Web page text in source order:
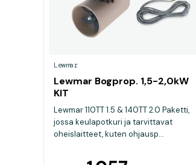
Lewmar
Lewmar Bogprop. 1,5-2,0kW
KIT
Lewmar 110TT 1.5 & 140TT 2.0 Paketti,
jossa keulapotkuri ja tarvittavat
oheislaitteet, kuten ohjausp...